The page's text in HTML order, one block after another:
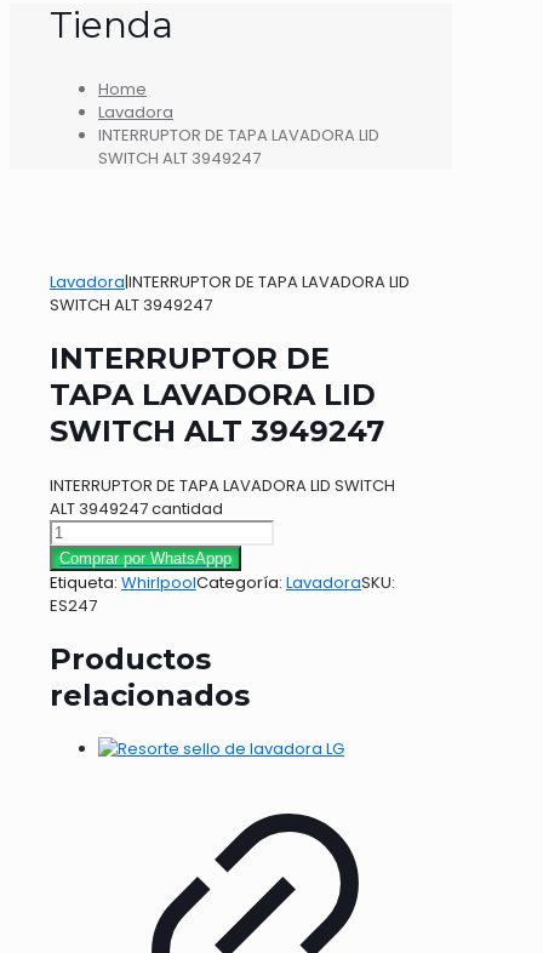
Tienda
Home
Lavadora
INTERRUPTOR DE TAPA LAVADORA LID
SWITCH ALT 3949247
Lavadora|INTERRUPTOR DE TAPA LAVADORA LID
SWITCH ALT 3949247
INTERRUPTOR DE
TAPA LAVADORA LID
SWITCH ALT 3949247
INTERRUPTOR DE TAPA LAVADORA LID SWITCH
ALT 3949247 cantidad
Comprar por WhatsAppp
Etiqueta: WhirlpoolCategoría: LavadoraSKU:
ES247
Productos
relacionados